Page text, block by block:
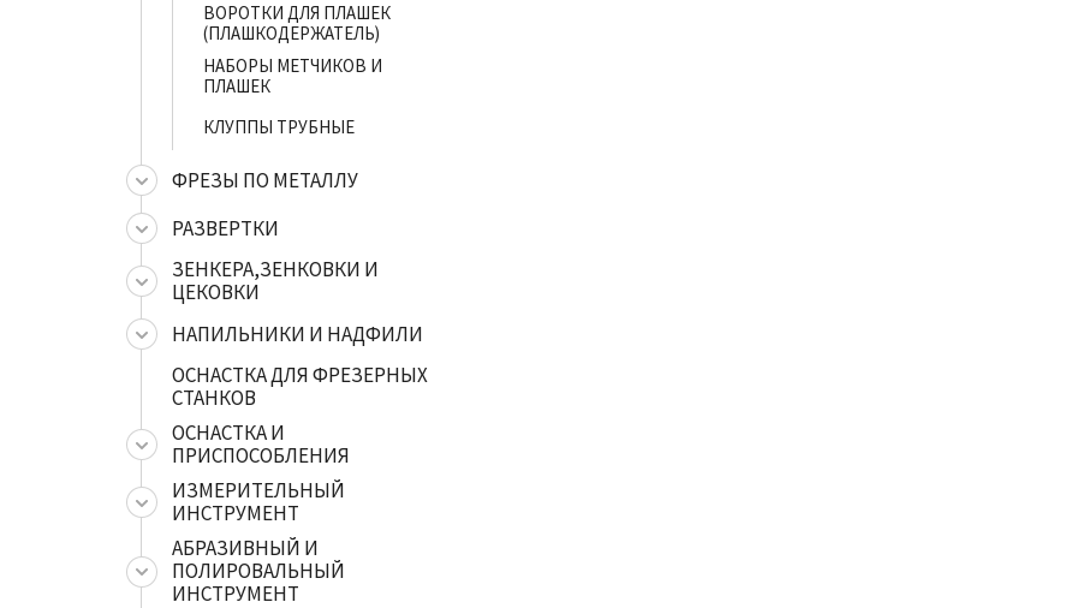
ВОРОТКИ ДЛЯ ПЛАШЕК
(ПЛАШКОДЕРЖАТЕЛЬ)
НАБОРЫ МЕТЧИКОВ И
ПЛАШЕК
КЛУППЫ ТРУБНЫЕ
ФРЕЗЫ ПО МЕТАЛЛУ
РАЗВЕРТКИ
ЗЕНКЕРА,ЗЕНКОВКИ И
ЦЕКОВКИ
НАПИЛЬНИКИ И НАДФИЛИ
ОСНАСТКА ДЛЯ ФРЕЗЕРНЫХ
СТАНКОВ
ОСНАСТКА И
ПРИСПОСОБЛЕНИЯ
ИЗМЕРИТЕЛЬНЫЙ
ИНСТРУМЕНТ
АБРАЗИВНЫЙ И
ПОЛИРОВАЛЬНЫЙ
ИНСТРУМЕНТ